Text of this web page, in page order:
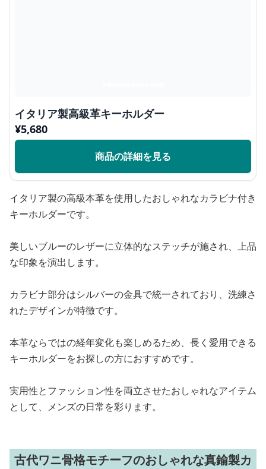
イタリア製高級革キーホルダー
¥5,680
商品の詳細を見る
イタリア製の高級本革を使用したおしゃれなカラビナ付き
キーホルダーです。
美しいブルーのレザーに立体的なステッチが施され、上品
な印象を演出します。
カラビナ部分はシルバーの金具で統一されており、洗練さ
れたデザインが特徴です。
本革ならではの経年変化も楽しめるため、長く愛用できる
キーホルダーをお探しの方におすすめです。
実用性とファッション性を両立させたおしゃれなアイテム
として、メンズの日常を彩ります。
古代ワニ骨格モチーフのおしゃれな真鍮製カ